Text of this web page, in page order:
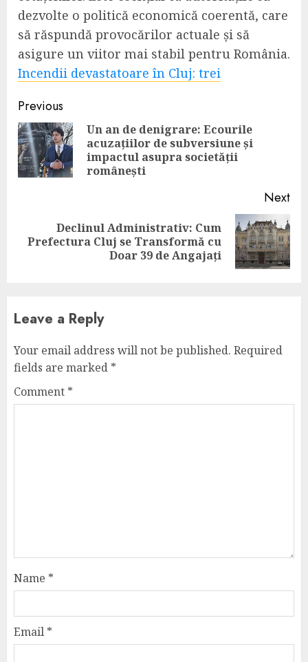
dezvolte o politică economică coerentă, care
să răspundă provocărilor actuale și să
asigure un viitor mai stabil pentru România.
Incendii devastatoare în Cluj: trei
Continue
Reading
Previous
Un an de denigrare: Ecourile
acuzațiilor de subversiune și
impactul asupra societății
românești
Next
Next
Declinul Administrativ: Cum
Prefectura Cluj se Transformă cu
Doar 39 de Angajați
Leave a Reply
Your email address will not be published. Required
fields are marked *
Comment *
Name *
Email *